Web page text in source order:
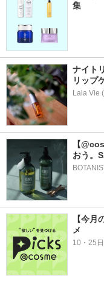
集
ナイト
リップ
Lala Vie
【
おう。
【今
メ
10・25